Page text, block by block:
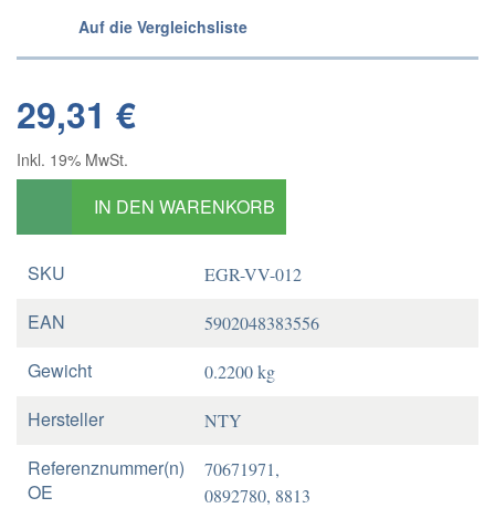
Auf die Vergleichsliste
29,31 €
Inkl. 19% MwSt.
IN DEN WARENKORB
SKU EGR-VV-012
EAN 5902048383556
Gewicht 0.2200 kg
Hersteller NTY
Referenznummer(n)
OE
70671971,
0892780, 8813